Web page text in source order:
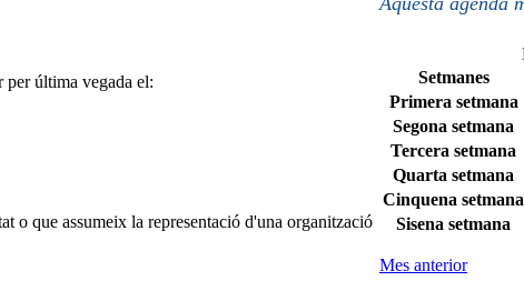
per última vegada el:
o que assumeix la representació d'una organització
Setmanes
Primera setmana
Segona setmana
Tercera setmana
Quarta setmana
Cinquena setmana
Sisena setmana
Mes anterior